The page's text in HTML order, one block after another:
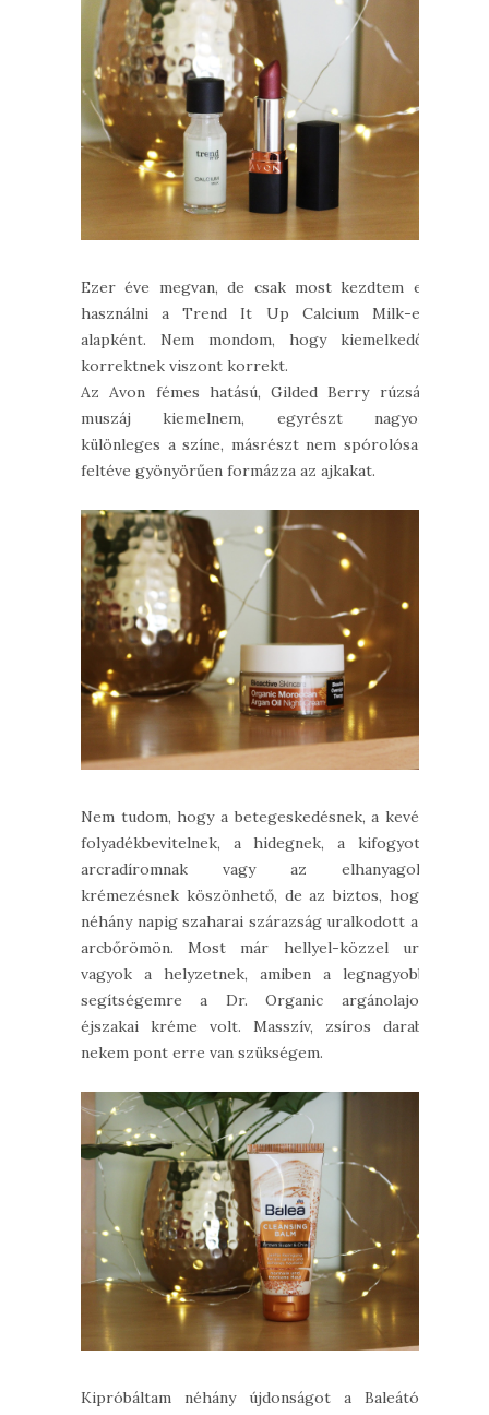
Ezer éve megvan, de csak most kezdtem el
használni a Trend It Up Calcium Milk-et
alapként. Nem mondom, hogy kiemelkedő,
korrektnek viszont korrekt.
Az Avon fémes hatású, Gilded Berry rúzsát
muszáj kiemelnem, egyrészt nagyon
különleges a színe, másrészt nem spórolósan
feltéve gyönyörűen formázza az ajkakat.
Nem tudom, hogy a betegeskedésnek, a kevés
folyadékbevitelnek, a hidegnek, a kifogyott
arcradíromnak vagy az elhanyagolt
krémezésnek köszönhető, de az biztos, hogy
néhány napig szaharai szárazság uralkodott az
arcbőrömön. Most már hellyel-közzel ura
vagyok a helyzetnek, amiben a legnagyobb
segítségemre a Dr. Organic argánolajos
éjszakai kréme volt. Masszív, zsíros darab,
nekem pont erre van szükségem.
Kipróbáltam néhány újdonságot a Baleától,